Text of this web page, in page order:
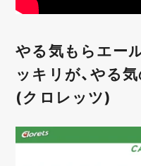
やる気もらエー
ッキリが、やる
(クロレッツ)